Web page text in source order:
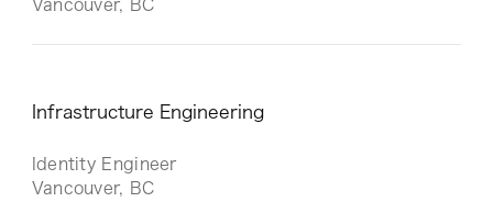
Vancouver, BC
Infrastructure Engineering
Identity Engineer
Vancouver, BC